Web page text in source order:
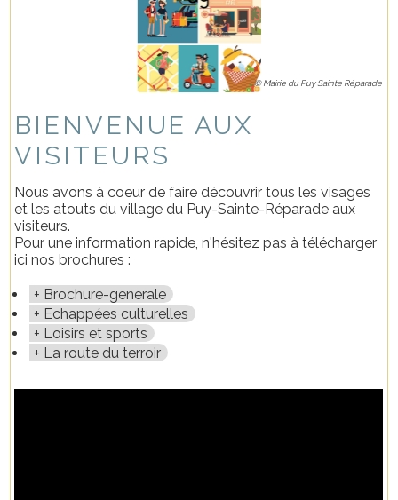
© Mairie du Puy Sainte Réparade
BIENVENUE AUX
VISITEURS
Nous avons à coeur de faire découvrir tous les visages
et les atouts du village du Puy-Sainte-Réparade aux
visiteurs.
Pour une information rapide, n'hésitez pas à télécharger
ici nos brochures :
Brochure-generale
Echappées culturelles
Loisirs et sports
La route du terroir